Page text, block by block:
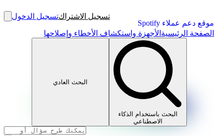
موقع دعم عملاء Spotify
تسجيل الاشتراكتسجيل الدخول
الصفحة الرئيسية الأجهزة واستكشاف الأخطاء وإصلاحها
البحث باستخدام الذكاء
الاصطناعي
البحث العادي